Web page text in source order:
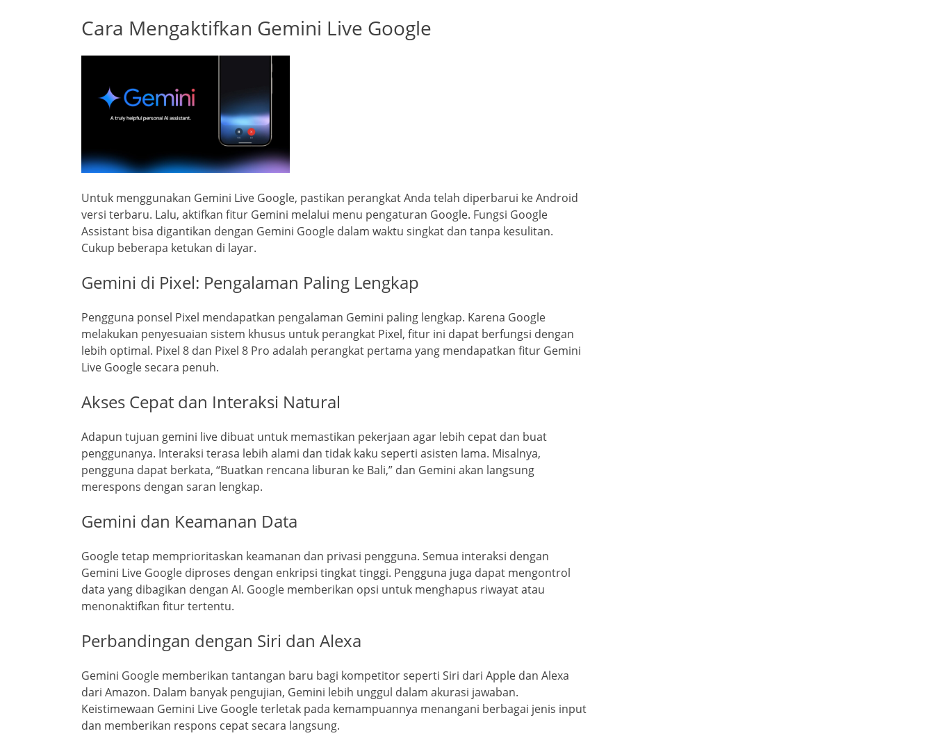
Cara Mengaktifkan Gemini Live Google
Untuk menggunakan Gemini Live Google, pastikan perangkat Anda telah diperbarui ke Android
versi terbaru. Lalu, aktifkan fitur Gemini melalui menu pengaturan Google. Fungsi Google
Assistant bisa digantikan dengan Gemini Google dalam waktu singkat dan tanpa kesulitan.
Cukup beberapa ketukan di layar.
Gemini di Pixel: Pengalaman Paling Lengkap
Pengguna ponsel Pixel mendapatkan pengalaman Gemini paling lengkap. Karena Google
melakukan penyesuaian sistem khusus untuk perangkat Pixel, fitur ini dapat berfungsi dengan
lebih optimal. Pixel 8 dan Pixel 8 Pro adalah perangkat pertama yang mendapatkan fitur Gemini
Live Google secara penuh.
Akses Cepat dan Interaksi Natural
Adapun tujuan gemini live dibuat untuk memastikan pekerjaan agar lebih cepat dan buat
penggunanya. Interaksi terasa lebih alami dan tidak kaku seperti asisten lama. Misalnya,
pengguna dapat berkata, “Buatkan rencana liburan ke Bali,” dan Gemini akan langsung
merespons dengan saran lengkap.
Gemini dan Keamanan Data
Google tetap memprioritaskan keamanan dan privasi pengguna. Semua interaksi dengan
Gemini Live Google diproses dengan enkripsi tingkat tinggi. Pengguna juga dapat mengontrol
data yang dibagikan dengan AI. Google memberikan opsi untuk menghapus riwayat atau
menonaktifkan fitur tertentu.
Perbandingan dengan Siri dan Alexa
Gemini Google memberikan tantangan baru bagi kompetitor seperti Siri dari Apple dan Alexa
dari Amazon. Dalam banyak pengujian, Gemini lebih unggul dalam akurasi jawaban.
Keistimewaan Gemini Live Google terletak pada kemampuannya menangani berbagai jenis input
dan memberikan respons cepat secara langsung.